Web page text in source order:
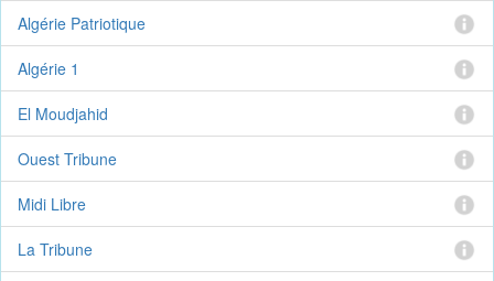
Algérie Patriotique
Algérie 1
El Moudjahid
Ouest Tribune
Midi Libre
La Tribune